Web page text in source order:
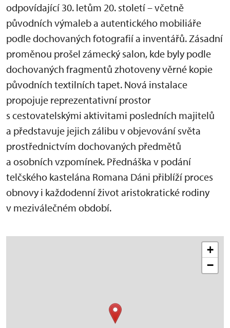
odpovídající 30. letům 20. století – včetně
původních výmaleb a autentického mobiliáře
podle dochovaných fotografií a inventářů. Zásadní
proměnou prošel zámecký salon, kde byly podle
dochovaných fragmentů zhotoveny věrné kopie
původních textilních tapet. Nová instalace
propojuje reprezentativní prostor
s cestovatelskými aktivitami posledních majitelů
a představuje jejich zálibu v objevování světa
prostřednictvím dochovaných předmětů
a osobních vzpomínek. Přednáška v podání
telčského kastelána Romana Dáni přiblíží proces
obnovy i každodenní život aristokratické rodiny
v meziválečném období.
+
−